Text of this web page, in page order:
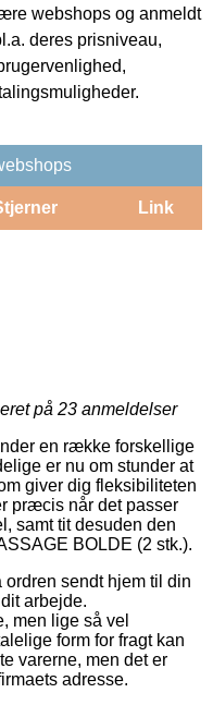
webshops og anmeldt
deres prisniveau,
Link
på 23 anmeldelser
en række forskellige
er nu om stunder at
giver dig fleksibiliteten
præcis når det passer
samt tit desuden den
BOLDE (2 stk.).
sendt hjem til din
arbejde.
men lige så vel
form for fragt kan
varerne, men det er
adresse.